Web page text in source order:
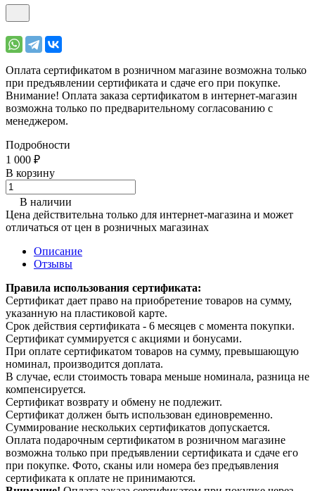
Оплата сертификатом в розничном магазине возможна только
при предъявлении сертификата и сдаче его при покупке.
Внимание! Оплата заказа сертификатом в интернет-магазин
возможна только по предварительному согласованию с
менеджером.
Подробности
1 000 ₽
В корзину
В наличии
Цена действительна только для интернет-магазина и может
отличаться от цен в розничных магазинах
Описание
Отзывы
Правила использования сертификата:
Сертификат дает право на приобретение товаров на сумму,
указанную на пластиковой карте.
Срок действия сертификата - 6 месяцев с момента покупки.
Сертификат суммируется с акциями и бонусами.
При оплате сертификатом товаров на сумму, превышающую
номинал, производится доплата.
В случае, если стоимость товара меньше номинала, разница не
компенсируется.
Сертификат возврату и обмену не подлежит.
Сертификат должен быть использован единовременно.
Суммирование нескольких сертификатов допускается.
Оплата подарочным сертификатом в розничном магазине
возможна только при предъявлении сертификата и сдаче его
при покупке. Фото, сканы или номера без предъявления
сертификата к оплате не принимаются.